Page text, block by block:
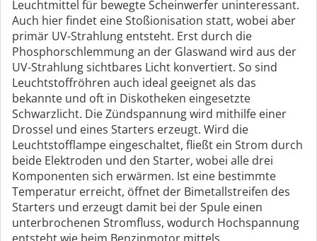
Leuchtmittel für bewegte Scheinwerfer uninteressant.
Auch hier findet eine Stoßionisation statt, wobei aber
primär UV-Strahlung entsteht. Erst durch die
Phosphorschlemmung an der Glaswand wird aus der
UV-Strahlung sichtbares Licht konvertiert. So sind
Leuchtstoffröhren auch ideal geeignet als das
bekannte und oft in Diskotheken eingesetzte
Schwarzlicht. Die Zündspannung wird mithilfe einer
Drossel und eines Starters erzeugt. Wird die
Leuchtstofflampe eingeschaltet, fließt ein Strom durch
beide Elektroden und den Starter, wobei alle drei
Komponenten sich erwärmen. Ist eine bestimmte
Temperatur erreicht, öffnet der Bimetallstreifen des
Starters und erzeugt damit bei der Spule einen
unterbrochenen Stromfluss, wodurch Hochspannung